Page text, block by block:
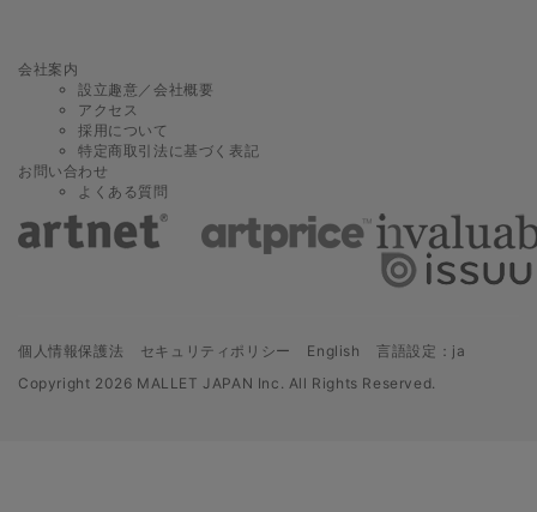
会社案内
設立趣意／会社概要
アクセス
採用について
特定商取引法に基づく表記
お問い合わせ
よくある質問
個人情報保護法 セキュリティポリシー English
言語設定：ja
Copyright 2026 MALLET JAPAN Inc. All Rights Reserved.